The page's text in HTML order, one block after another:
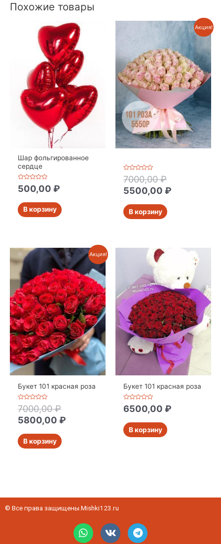
Похожие товары
Шар фольгированное
сердце
Оценка
0
500,00₽
В корзину
Акция!
Оценка
0
из
5
7000,00₽
5500,00₽
В корзину
Акция!
Букет 101 красная роза
Оценка
0
из
5
7000,00₽
5800,00₽
В корзину
Букет 101 красная роза
Оценка
0
6500,00₽
В корзину
© Все права защищены.Mishki123.ru
W
h
V
k
T
e